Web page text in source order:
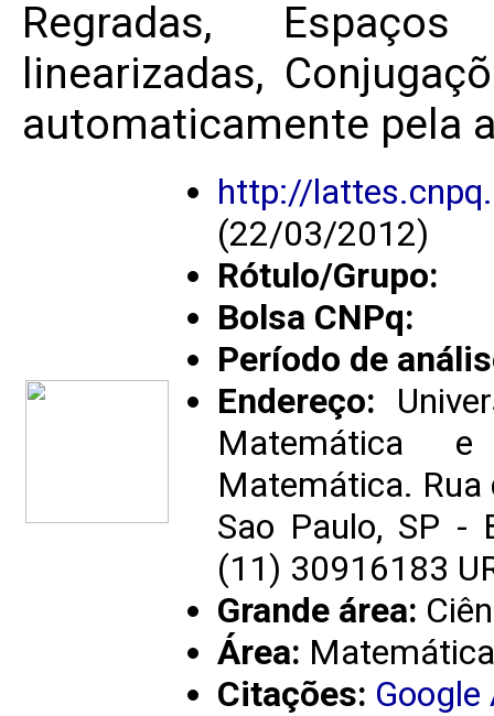
Regradas,
linearizadas,
automaticamente pela
http://
(22/03/2012)
Rótulo/Grupo:
Bolsa CNPq:
Período de
Endereço:
Matemática
Matemática.
Sao Paulo, SP -
(11) 30916183
Grande área:
Área: Matemática
Citações: